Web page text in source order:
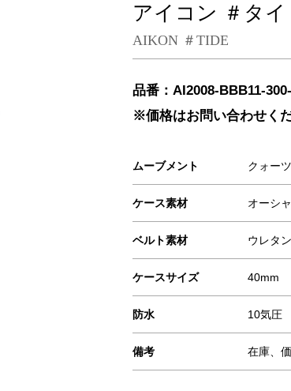
アイコン ＃タイ
AIKON ＃TIDE
品番：AI2008-BBB11-
※価格はお問い合わせく
ムーブメント クォー
ケース素材 オーシ
ベルト素材 ウレタ
ケースサイズ 40mm
防水 10気圧
備考 在庫、